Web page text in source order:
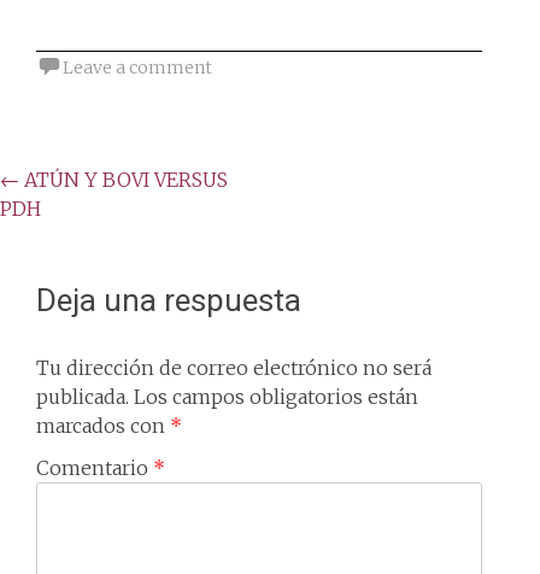
Leave a comment
Post
navigation
← ATÚN Y BOVI VERSUS
PDH
Deja una respuesta
Tu dirección de correo electrónico no será
publicada. Los campos obligatorios están
marcados con *
Comentario *